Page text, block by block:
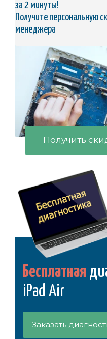
за 2 минуты!
Получите персональную
менеджера
Получить
Бесплатная
iPad Air
Заказать